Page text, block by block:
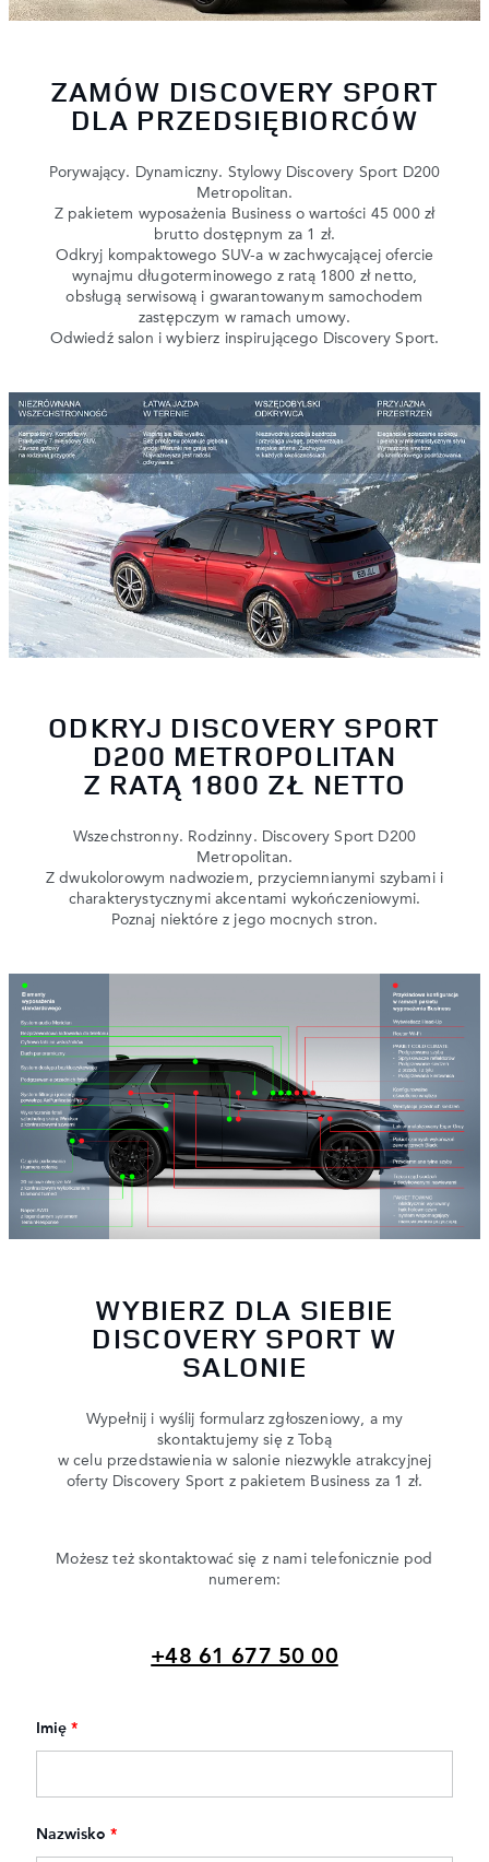
ZAMÓW DISCOVERY SPORT
DLA PRZEDSIĘBIORCÓW
Porywający. Dynamiczny. Stylowy Discovery Sport D200
Metropolitan.
Z pakietem wyposażenia Business o wartości 45 000 zł
brutto dostępnym za 1 zł.
Odkryj kompaktowego SUV-a w zachwycającej ofercie
wynajmu długoterminowego z ratą 1800 zł netto,
obsługą serwisową i gwarantowanym samochodem
zastępczym w ramach umowy.
Odwiedź salon i wybierz inspirującego Discovery Sport.
ODKRYJ DISCOVERY SPORT
D200 METROPOLITAN
Z RATĄ 1800 ZŁ NETTO
Wszechstronny. Rodzinny. Discovery Sport D200
Metropolitan.
Z dwukolorowym nadwoziem, przyciemnianymi szybami i
charakterystycznymi akcentami wykończeniowymi.
Poznaj niektóre z jego mocnych stron.
WYBIERZ DLA SIEBIE
DISCOVERY SPORT W
SALONIE
Wypełnij i wyślij formularz zgłoszeniowy, a my
skontaktujemy się z Tobą
w celu przedstawienia w salonie niezwykle atrakcyjnej
oferty Discovery Sport z pakietem Business za 1 zł.
Możesz też skontaktować się z nami telefonicznie pod
numerem:
+48 61 677 50 00
Imię *
Nazwisko *